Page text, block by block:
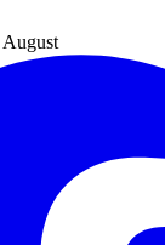
August